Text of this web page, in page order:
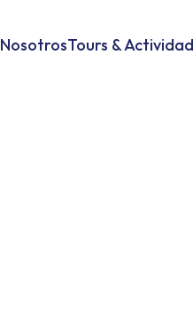
NosotrosTours &